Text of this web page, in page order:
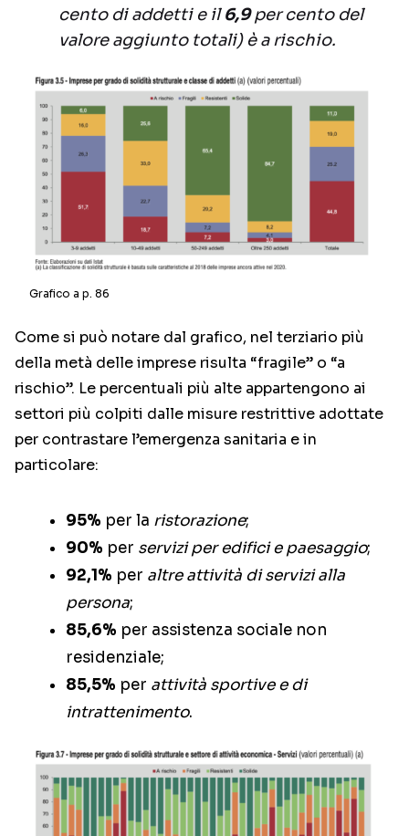
cento di addetti e il6,9per cento del
valore aggiunto totali) è a rischio.
Grafico a p. 86
Come si può notare dal grafico, nel terziario più
della metà delle imprese risulta “fragile” o “a
rischio”. Le percentuali più alte appartengono ai
settori più colpiti dalle misure restrittive adottate
per contrastare l’emergenza sanitaria e in
particolare:
95% per la ristorazione;
90% per servizi per edifici e paesaggio;
92,1% per altre attività di servizi alla
persona;
85,6% per assistenza sociale non
residenziale;
85,5% per attività sportive e di
intrattenimento.